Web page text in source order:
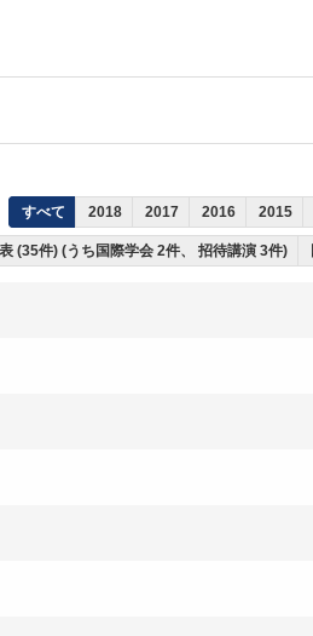
すべて 2018 2017 2016 2015
(35件) (うち国際学会 2件、 招待講演 3件)